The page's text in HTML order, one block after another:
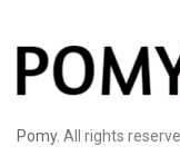
Pomy. All rights